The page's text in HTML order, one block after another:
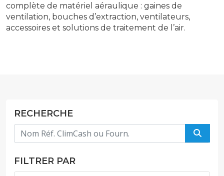
complète de matériel aéraulique : gaines de
ventilation, bouches d’extraction, ventilateurs,
accessoires et solutions de traitement de l’air.
RECHERCHE
FILTRER PAR